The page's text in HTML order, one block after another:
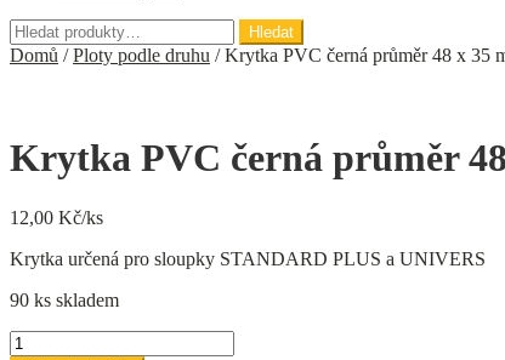
Hledat:
Hledat
Domů /Ploty podle druhu /Krytka PVC černá průměr 48 x 35
Krytka PVC černá průměr
12,00 Kč/ks
Krytka určená pro sloupky STANDARD PLUS a UNIVERS
90 ks skladem
Krytka